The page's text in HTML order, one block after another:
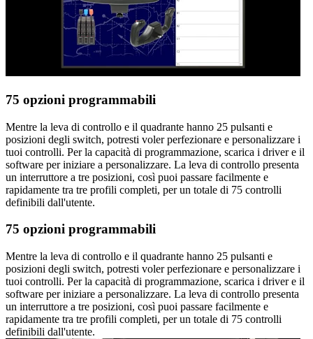
75 opzioni programmabili
Mentre la leva di controllo e il quadrante hanno 25 pulsanti e
posizioni degli switch, potresti voler perfezionare e personalizzare i
tuoi controlli. Per la capacità di programmazione, scarica i driver e il
software per iniziare a personalizzare. La leva di controllo presenta
un interruttore a tre posizioni, così puoi passare facilmente e
rapidamente tra tre profili completi, per un totale di 75 controlli
definibili dall'utente.
75 opzioni programmabili
Mentre la leva di controllo e il quadrante hanno 25 pulsanti e
posizioni degli switch, potresti voler perfezionare e personalizzare i
tuoi controlli. Per la capacità di programmazione, scarica i driver e il
software per iniziare a personalizzare. La leva di controllo presenta
un interruttore a tre posizioni, così puoi passare facilmente e
rapidamente tra tre profili completi, per un totale di 75 controlli
definibili dall'utente.